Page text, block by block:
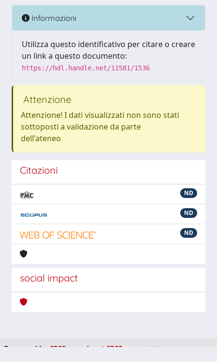
Informazioni
Utilizza questo identificativo per citare o creare
un link a questo documento:
https://hdl.handle.net/11581/1536
Attenzione
Attenzione! I dati visualizzati non sono stati
sottoposti a validazione da parte
dell'ateneo
Citazioni
ND
ND
ND
social impact
Powered by IRIS about IRIS